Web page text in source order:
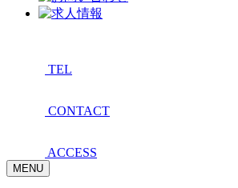
TEL
CONTACT
ACCESS
MENU